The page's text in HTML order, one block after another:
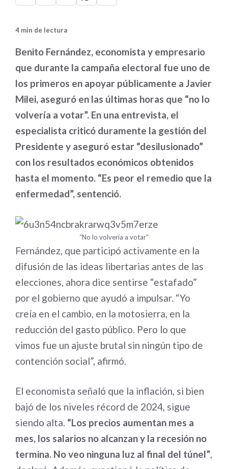
4 min de lectura
Benito Fernández, economista y empresario
que durante la campaña electoral fue uno de
los primeros en apoyar públicamente a Javier
Milei, aseguró en las últimas horas que “no lo
volvería a votar”. En una entrevista, el
especialista criticó duramente la gestión del
Presidente y aseguró estar “desilusionado”
con los resultados económicos obtenidos
hasta el momento. “Es peor el remedio que la
enfermedad”, sentenció.
“No lo volvería a votar”
Fernández, que participó activamente en la
difusión de las ideas libertarias antes de las
elecciones, ahora dice sentirse “estafado”
por el gobierno que ayudó a impulsar. “Yo
creía en el cambio, en la motosierra, en la
reducción del gasto público. Pero lo que
vimos fue un ajuste brutal sin ningún tipo de
contención social”, afirmó.
El economista señaló que la inflación, si bien
bajó de los niveles récord de 2024, sigue
siendo alta. “Los precios aumentan mes a
mes, los salarios no alcanzan y la recesión no
termina. No veo ninguna luz al final del túnel”,